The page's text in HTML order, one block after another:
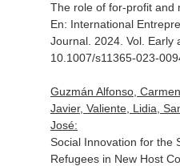
The role of for-profit and
En: International
Journal. 2024. Vol. Early
10.1007/s11365-023-
Guzmán Alfonso,
Javier, Valiente, Lidia,
José:
Social Innovation for the
Refugees in New Host